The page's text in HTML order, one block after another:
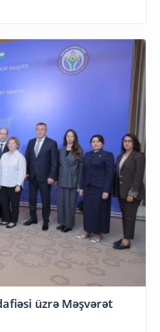
üzrə Məşvərət